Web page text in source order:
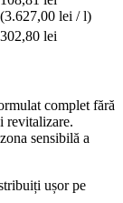
(3.627,00 lei / l)
302,80 lei
complet fără
revitalizare.
sensibilă a
ușor pe